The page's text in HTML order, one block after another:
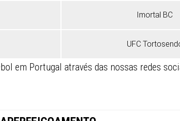
Imortal BC
UFC
em Portugal através das nossas redes